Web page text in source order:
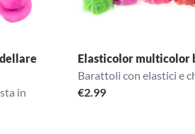
in
Elasticolor multicolor
Barattoli con elastici e
€2.99